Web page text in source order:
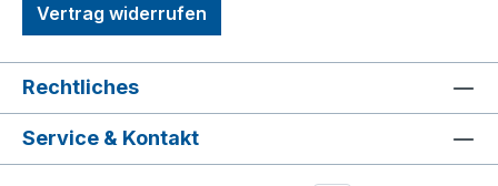
Vertrag widerrufen
Rechtliches
Service & Kontakt